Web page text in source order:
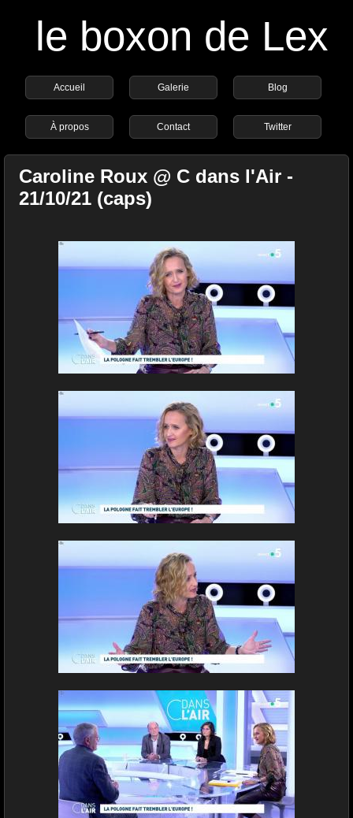
le boxon de Lex
Accueil Galerie Blog
À propos Contact Twitter
Caroline Roux @ C dans l'Air -
21/10/21 (caps)